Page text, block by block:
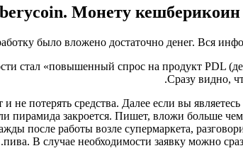
Монету
было вложено достаточно денег. Вся
стал «повышенный спрос на продукт PDL
Сразу видно,
не потерять средства. Далее если вы
пирамида закроется. Пишет, вложи больше
после работы возле супермаркета,
пива. В случае необходимости заявку можно